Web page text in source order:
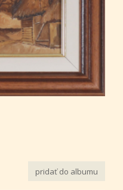
pridať do albumu